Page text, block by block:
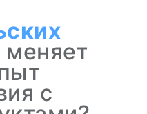
меняет
с